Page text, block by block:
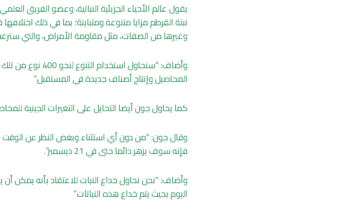
يقول عالم الأحياء الجزيئية النباتية، وعضو الفريق
نبتة القرطم مزايا متنوعة ومتباينة؛ بما في ذلك
وغيرها من الصفات، مثل مقاومة الأمراض، والتي
وأضاف: “سنحاول
المحاصيل وإنتاج أصناف جديدة في المستقبل.”
كما يحاول جون أيضا التحايل على التغيرات الجينية
وقال جون: “من دون أي استثناء وبغض النظر عن الوقت
فإنه سوف يزهر دائما حتى في 21 ديسمبر”.
وأضاف: “نحن نحاول خداع النبات للاعتقاد بأنه يمكن
اليوم بحيث يتم خداع هذه النباتات.”